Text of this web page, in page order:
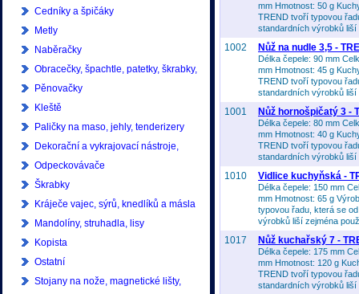
Cedníky a špičáky
Metly
Naběračky
Obracečky, špachtle, patetky, škrabky,
karty
Pěnovačky
Kleště
Paličky na maso, jehly, tenderizery
Dekorační a vykrajovací nástroje,
zdobítka, kráječe, děličky
Odpeckovávače
Škrabky
Kráječe vajec, sýrů, knedlíků a másla
Mandolíny, struhadla, lisy
Kopista
Ostatní
Stojany na nože, magnetické lišty,
mm Hmotnost: 50 g
TREND tvoří typovou
standardních výrobků liší
1002 Nůž na nudle 3,5 -
Délka čepele: 90 mm
mm Hmotnost: 45 g
TREND tvoří typovou
standardních výrobků liší
1001 Nůž hornošpičatý 3 -
Délka čepele: 80 mm
mm Hmotnost: 40 g
TREND tvoří typovou
standardních výrobků liší
1010 Vidlice kuchyňská -
Délka čepele: 150 mm
mm Hmotnost: 65 g
typovou řadu, která se
výrobků liší zejména
1017 Nůž kuchařský 7 -
Délka čepele: 175 mm
mm Hmotnost: 120 g
TREND tvoří typovou
standardních výrobků liší